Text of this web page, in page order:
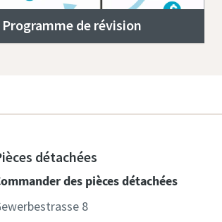
Programme de révision
détachées
des pièces détachées
8